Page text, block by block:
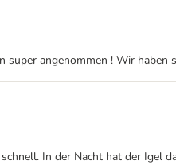
angenommen ! Wir
In der Nacht hat der Igel